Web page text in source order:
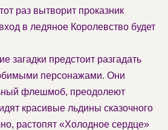
раз вытворит проказник
в ледяное Королевство будет
загадки предстоит разгадать
персонажами. Они
флешмоб, преодолеют
красивые льдины сказочного
растопят «Холодное сердце»